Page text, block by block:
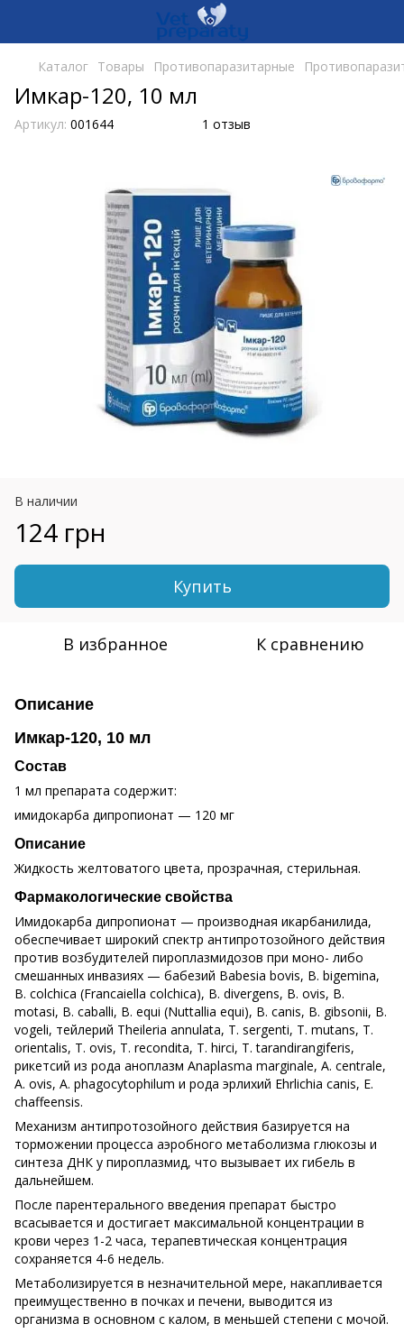
Каталог Товары Противопаразитарные
Имкар-120, 10 мл
Артикул: 001644 1 отзыв
В наличии
124 грн
Купить
В избранное К сравнению
Описание
Имкар-120, 10 мл
Состав
1 мл препарата содержит:
имидокарба дипропионат — 120 мг
Описание
Жидкость желтоватого цвета, прозрачная, стерильная.
Фармакологические свойства
Имидокарба дипропионат — производная икарбанилида,
обеспечивает широкий спектр антипротозойного действия
против возбудителей пироплазмидозов при моно- либо
смешанных инвазиях — бабезий Babesia bovis, B. bigemina,
B. сolchica (Francaiella colchica), B. divergens, B. ovis, B.
motasi, B. caballi, B. еqui (Nuttallia equi), B. canis, B. gibsonii, B.
vogeli, тейлерий Theileria annulata, T. sergenti, T. mutans, T.
orientalis, T. ovis, T. recondita, T. hirci, T. tarandirangiferis,
рикетсий из рода аноплазм Anaplasma marginale, A. centrale,
A. ovis, A. phagocytophilum и рода эрлихий Ehrlichia canis, E.
chaffeensis.
Механизм антипротозойного действия базируется на
торможении процесса аэробного метаболизма глюкозы и
синтеза ДНК у пироплазмид, что вызывает их гибель в
дальнейшем.
После парентерального введения препарат быстро
всасывается и достигает максимальной концентрации в
крови через 1-2 часа, терапевтическая концентрация
сохраняется 4-6 недель.
Метаболизируется в незначительной мере, накапливается
преимущественно в почках и печени, выводится из
организма в основном с калом, в меньшей степени с мочой.